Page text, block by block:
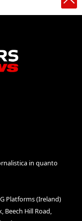
in quanto
Platforms (Ireland)
Beech Hill Road,